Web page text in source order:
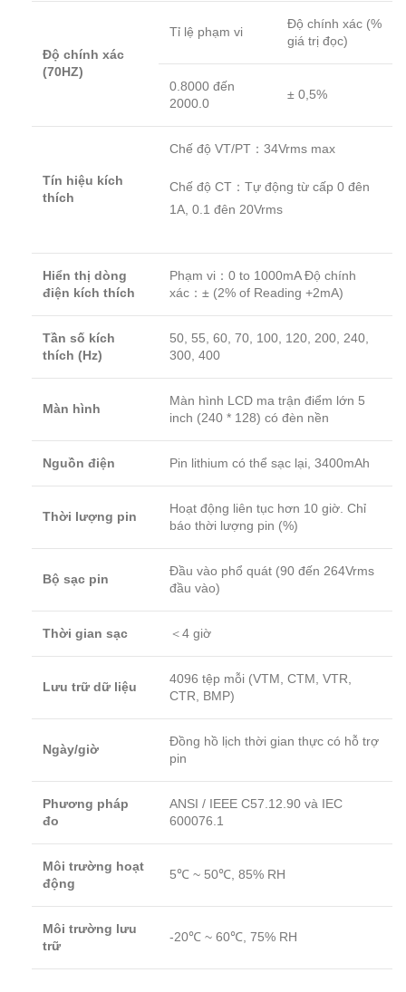
Độ chính xác
(70HZ)
Tỉ lệ phạm vi
Độ chính xác (%
giá trị đọc)
0.8000 đến
2000.0
± 0,5%
Tín hiệu kích
thích
Chế độ VT/PT：34Vrms max
Chế độ CT：Tự động từ cấp 0 đên
1A, 0.1 đên 20Vrms
Hiển thị dòng
điện kích thích
Phạm vi：0 to 1000mA Độ chính
xác：± (2% of Reading +2mA)
Tần số kích
thích (Hz)
50, 55, 60, 70, 100, 120, 200, 240,
300, 400
Màn hình
Màn hình LCD ma trận điểm lớn 5
inch (240 * 128) có đèn nền
Nguồn điện Pin lithium có thể sạc lại, 3400mAh
Thời lượng pin
Hoạt động liên tục hơn 10 giờ. Chỉ
báo thời lượng pin (%)
Bộ sạc pin
Đầu vào phổ quát (90 đến 264Vrms
đầu vào)
Thời gian sạc ＜4 giờ
Lưu trữ dữ liệu
4096 tệp mỗi (VTM, CTM, VTR,
CTR, BMP)
Ngày/giờ
Đồng hồ lịch thời gian thực có hỗ trợ
pin
Phương pháp
đo
ANSI / IEEE C57.12.90 và IEC
600076.1
Môi trường hoạt
động
5℃ ~ 50℃, 85% RH
Môi trường lưu
trữ
-20℃ ~ 60℃, 75% RH